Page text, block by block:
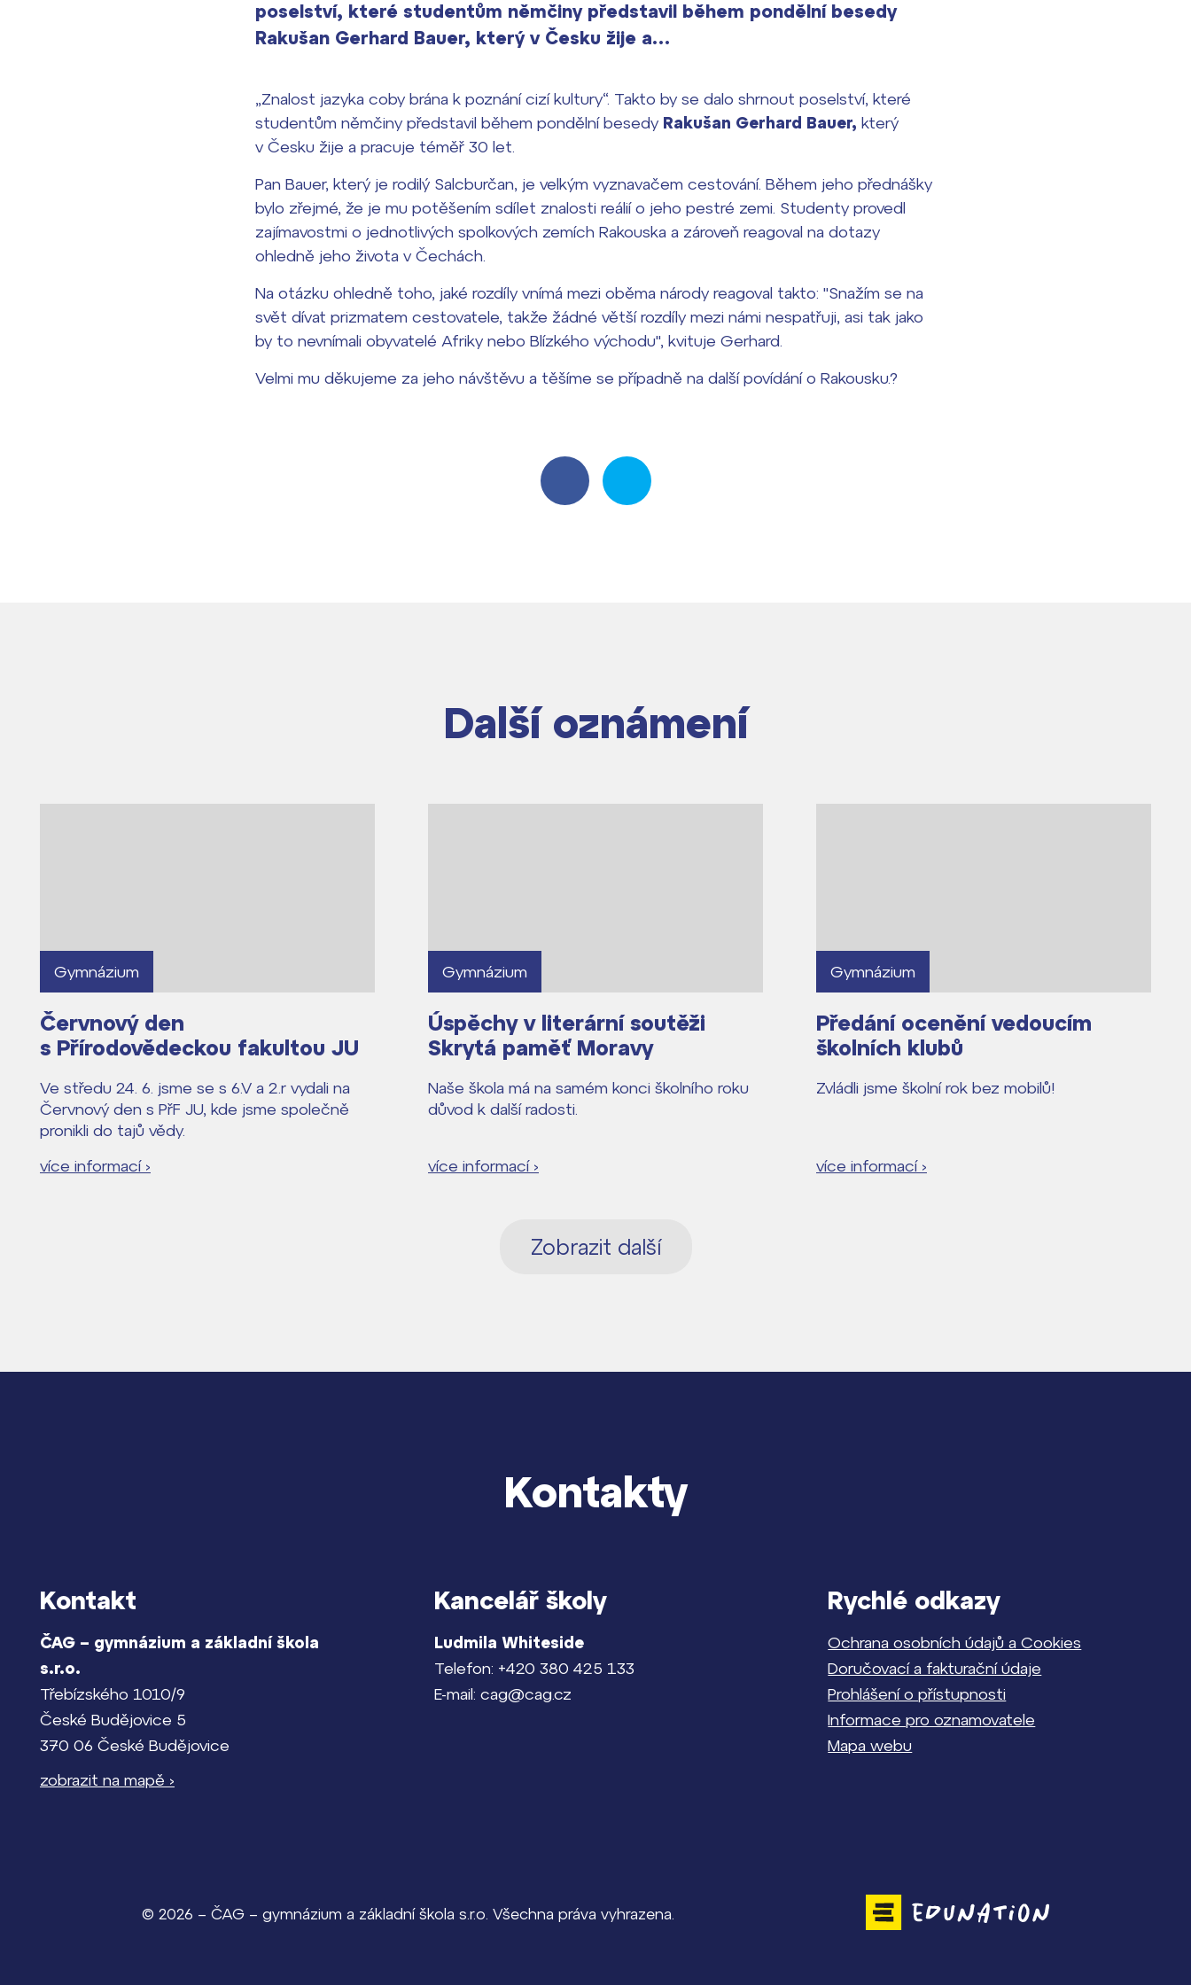
poselství, které studentům němčiny představil během pondělní besedy
Rakušan Gerhard Bauer, který v Česku žije a…
„Znalost jazyka coby brána k poznání cizí kultury“. Takto by se dalo shrnout poselství, které
studentům němčiny představil během pondělní besedy Rakušan Gerhard Bauer, který
v Česku žije a pracuje téměř 30 let.
Pan Bauer, který je rodilý Salcburčan, je velkým vyznavačem cestování. Během jeho přednášky
bylo zřejmé, že je mu potěšením sdílet znalosti reálií o jeho pestré zemi. Studenty provedl
zajímavostmi o jednotlivých spolkových zemích Rakouska a zároveň reagoval na dotazy
ohledně jeho života v Čechách.
Na otázku ohledně toho, jaké rozdíly vnímá mezi oběma národy reagoval takto: "Snažím se na
svět dívat prizmatem cestovatele, takže žádné větší rozdíly mezi námi nespatřuji, asi tak jako
by to nevnímali obyvatelé Afriky nebo Blízkého východu", kvituje Gerhard.
Velmi mu děkujeme za jeho návštěvu a těšíme se případně na další povídání o Rakousku.?
Další oznámení
Gymnázium
Červnový den
s Přírodovědeckou fakultou JU
Ve středu 24. 6. jsme se s 6.V a 2.r vydali na
Červnový den s PřF JU, kde jsme společně
pronikli do tajů vědy.
více informací ›
Gymnázium
Úspěchy v literární soutěži
Skrytá paměť Moravy
Naše škola má na samém konci školního roku
důvod k další radosti.
více informací ›
Gymnázium
Předání ocenění vedoucím
školních klubů
Zvládli jsme školní rok bez mobilů!
více informací ›
Zobrazit další
Proč se stát žákem ZŠ ČAG
Proč se stát studentem Gymnázia
Kontakty
Kontakt
ČAG – gymnázium a základní škola
s.r.o.
Třebízského 1010/9
České Budějovice 5
370 06 České Budějovice
zobrazit na mapě ›
Kancelář školy
Ludmila Whiteside
Telefon: +420 380 425 133
E-mail: cag@cag.cz
Rychlé odkazy
Ochrana osobních údajů a Cookies
Doručovací a fakturační údaje
Prohlášení o přístupnosti
Informace pro oznamovatele
Mapa webu
© 2026 – ČAG – gymnázium a základní škola s.r.o. Všechna práva vyhrazena.